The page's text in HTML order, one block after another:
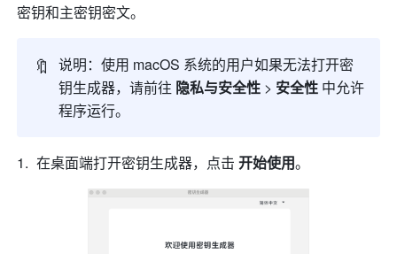
密钥和主密钥密文。
🔖
说明：使用 macOS 系统的用户如果无法打开密
钥生成器，请前往 隐私与安全性 > 安全性 中允许
程序运行。
在桌面端打开密钥生成器，点击 开始使用。